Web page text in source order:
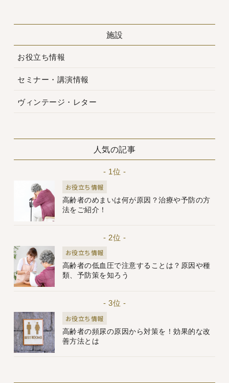
施設
お役立ち情報
セミナー・講演情報
ヴィンテージ・レター
人気の記事
- 1位 -
お役立ち情報
高齢者のめまいは何が原因？治療や予防の方
法をご紹介！
- 2位 -
お役立ち情報
高齢者の低血圧で注意することは？原因や種
類、予防策を知ろう
- 3位 -
お役立ち情報
高齢者の頻尿の原因から対策を！効果的な改
善方法とは